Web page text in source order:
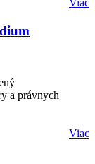
a právnych
Viac